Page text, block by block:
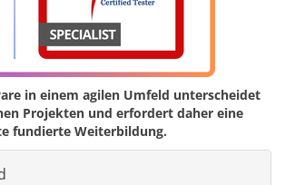
in einem agilen Umfeld unterscheidet
Projekten und erfordert daher eine
fundierte Weiterbildung.